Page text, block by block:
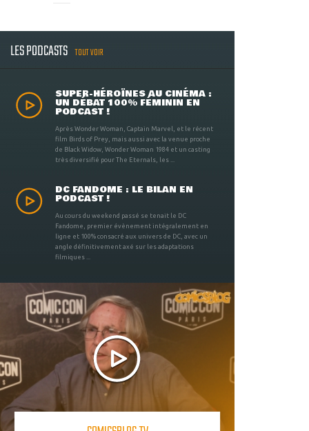
LES PODCASTS TOUT VOIR
SUPER-HÉROÏNES AU CINÉMA :
UN DÉBAT 100% FÉMININ EN
PODCAST !
Après Wonder Woman, Captain Marvel, et le récent
film Birds of Prey, mais aussi avec la venue proche
de Black Widow, Wonder Woman 1984 et un casting
très diversifié pour The Eternals, les ...
DC FANDOME : LE BILAN EN
PODCAST !
Au cours du weekend passé se tenait le DC
Fandome, premier évènement intégralement en
ligne et 100% consacré aux univers de DC, avec un
angle définitivement axé sur les adaptations
filmiques ...